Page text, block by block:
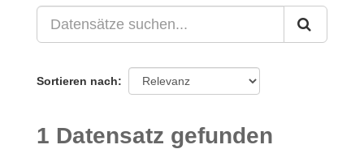
Sortieren nach
1 Datensatz gefunden